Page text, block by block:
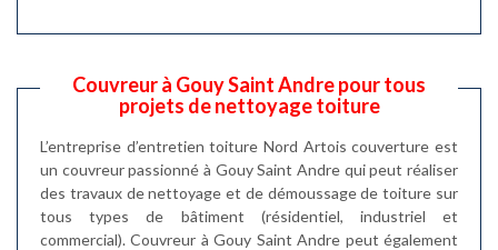
Couvreur à Gouy Saint Andre pour tous
projets de nettoyage toiture
L’entreprise d’entretien toiture Nord Artois couverture est
un couvreur passionné à Gouy Saint Andre qui peut réaliser
des travaux de nettoyage et de démoussage de toiture sur
tous types de bâtiment (résidentiel, industriel et
commercial). Couvreur à Gouy Saint Andre peut également